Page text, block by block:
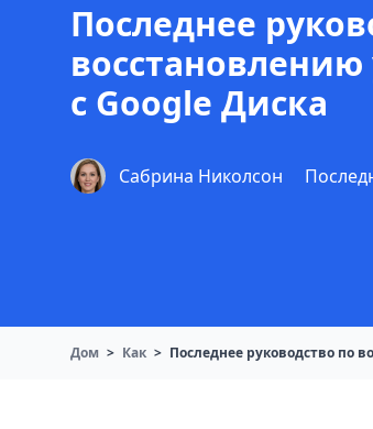
Последнее
с Google Диска
Сабрина Николсон
Дом > Как > Последнее руководство по